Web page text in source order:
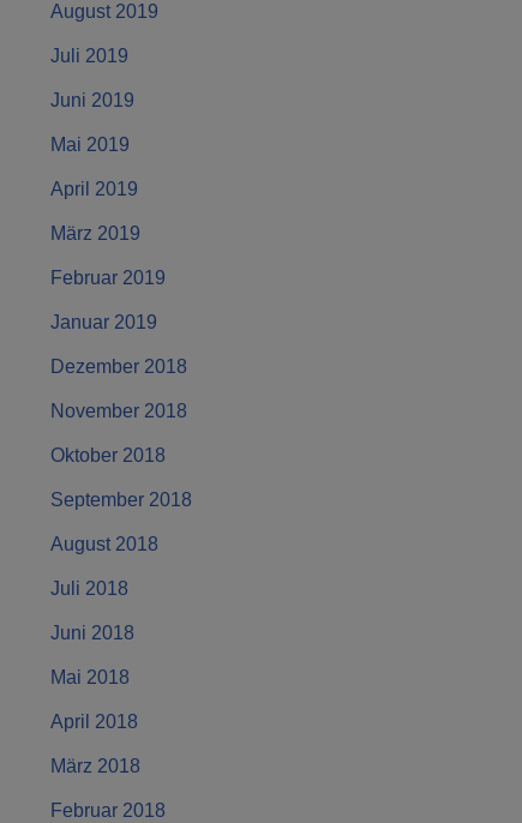
August 2019
Juli 2019
Juni 2019
Mai 2019
April 2019
März 2019
Februar 2019
Januar 2019
Dezember 2018
November 2018
Oktober 2018
September 2018
August 2018
Juli 2018
Juni 2018
Mai 2018
April 2018
März 2018
Februar 2018